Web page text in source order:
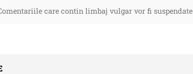
care contin limbaj vulgar vor fi suspendate